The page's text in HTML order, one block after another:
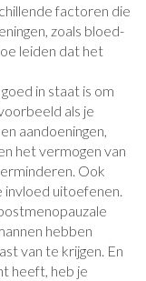
factoren die
zoals bloed-
leiden dat het
in staat is om
als je
aandoeningen,
het vermogen van
Ook
invloed uitoefenen.
hebben
van te krijgen. En
heeft, heb je